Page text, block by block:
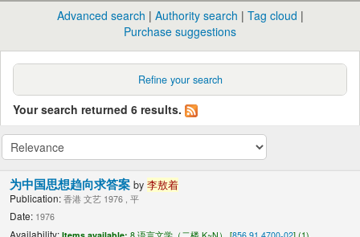
目
Advanced search Authority search
Tag cloud
Purchase suggestions
Refine your search
Your search returned 6 results.
为中国思想趋向求答案by李敖着
Publication: 香港 文艺 1976 , 平
Date: 1976
Availability: